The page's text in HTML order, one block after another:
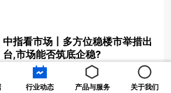
中指看市场丨多方位稳楼市举措出
台,市场能否筑底企稳?
2024-06-03 17:04:09
行业动态 产品与服务 关于我们